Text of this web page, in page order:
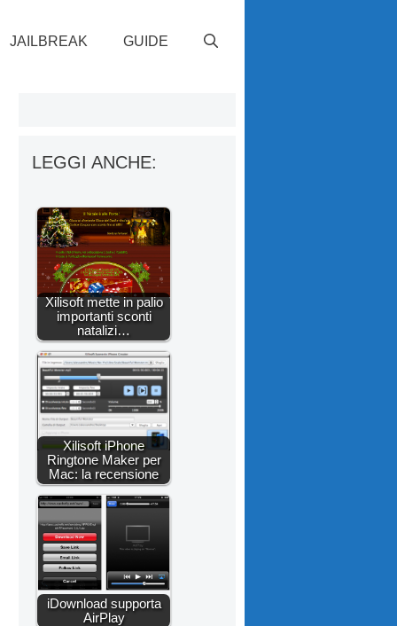
JAILBREAK GUIDE
LEGGI ANCHE:
Xilisoft mette in palio
importanti sconti
natalizi…
Xilisoft iPhone
Ringtone Maker per
Mac: la recensione
iDownload supporta
AirPlay